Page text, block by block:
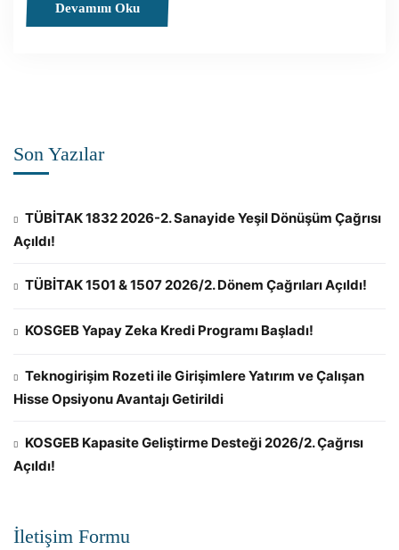
Devamını Oku
Son Yazılar
TÜBİTAK 1832 2026-2. Sanayide Yeşil Dönüşüm Çağrısı
Açıldı!
TÜBİTAK 1501 & 1507 2026/2. Dönem Çağrıları Açıldı!
KOSGEB Yapay Zeka Kredi Programı Başladı!
Teknogirişim Rozeti ile Girişimlere Yatırım ve Çalışan
Hisse Opsiyonu Avantajı Getirildi
KOSGEB Kapasite Geliştirme Desteği 2026/2. Çağrısı
Açıldı!
İletişim Formu